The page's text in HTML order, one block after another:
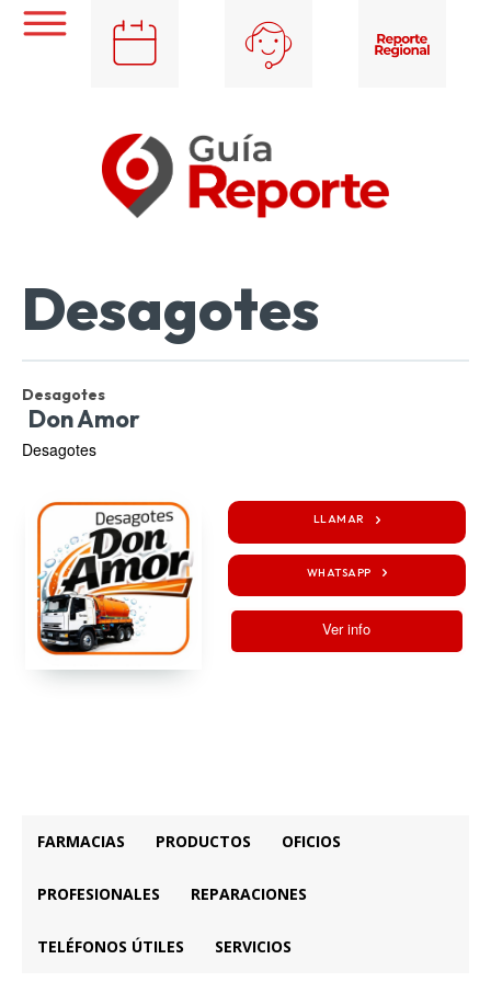
Desagotes
Desagotes
Don Amor
Desagotes
LLAMAR
WHATSAPP
Ver info
FARMACIAS PRODUCTOS OFICIOS
PROFESIONALES REPARACIONES
TELÉFONOS ÚTILES SERVICIOS